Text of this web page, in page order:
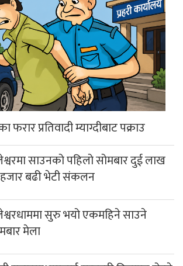
फरार प्रतिवादी म्याग्दीबाट पक्राउ
साउनको पहिलो सोमबार दुई लाख
बढी भेटी संकलन
सुरु भयो एकमहिने साउने
मेला